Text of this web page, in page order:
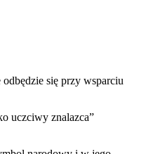
się przy wsparciu
uczciwy znalazca”